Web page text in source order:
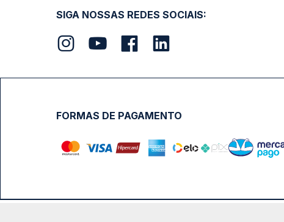
SIGA NOSSAS REDES SOCIAIS:
FORMAS DE PAGAMENTO
Calçada das Margaridas, 163 - Sala 02 - Condomínio